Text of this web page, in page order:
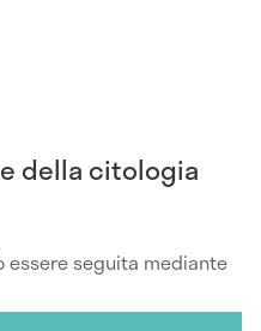
della citologia
essere seguita mediante